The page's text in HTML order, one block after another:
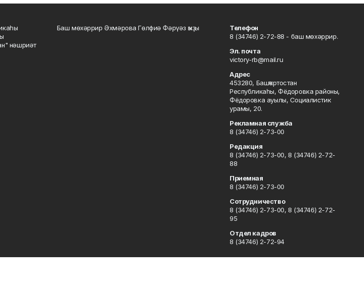
нәшриәт
Баш мөхәррир Әхмәрова Гөлфиә Фәрүәз ҡыҙы
Телефон
8 (34746) 2-72-88 - баш мөхәррир.
Эл. почта
victory-rb@mail.ru
Адрес
453280, Башҡортостан
Республикаһы, Фёдоровка районы,
Фёдоровка ауылы, Социалистик
урамы, 20.
Рекламная служба
8 (34746) 2-73-00
Редакция
8 (34746) 2-73-00, 8 (34746) 2-72-
88
Приемная
8 (34746) 2-73-00
Сотрудничество
8 (34746) 2-73-00, 8 (34746) 2-72-
95
Отдел кадров
8 (34746) 2-72-94